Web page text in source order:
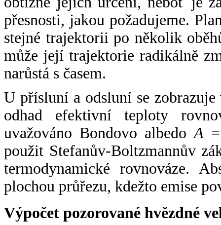
přesnosti, jakou požadujeme.
stejné trajektorii po několik
může její trajektorie radikálně
narůstá s časem.
U přísluní a odsluní se
odhad efektivní teploty
uvažováno Bondovo albedoA
použit Stefanův-Boltzmannův
termodynamické rovnováze.
plochou průřezu, kdežto emise
Výpočet pozorované hvězdné